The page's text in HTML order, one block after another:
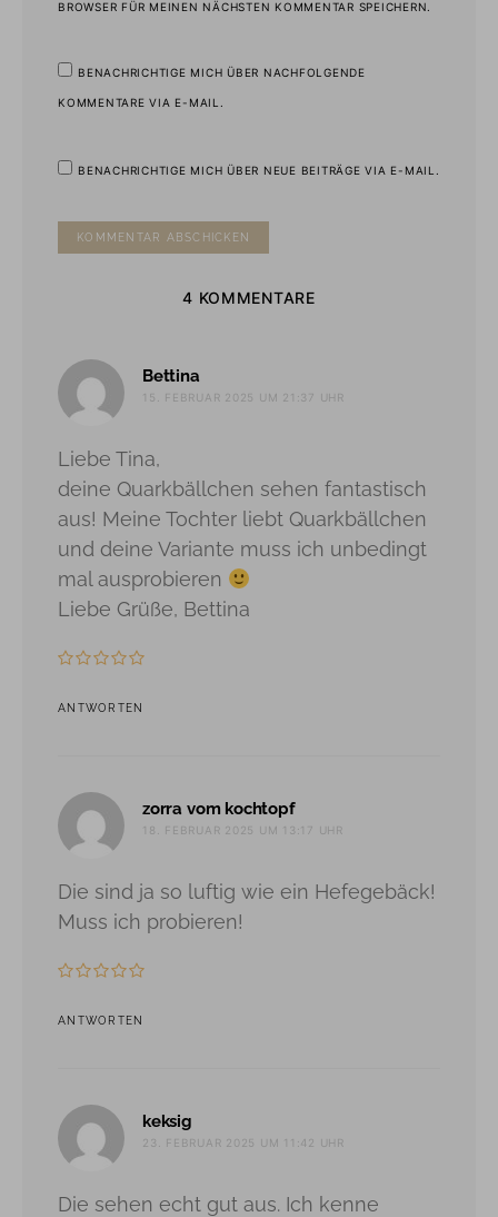
BROWSER FÜR MEINEN NÄCHSTEN KOMMENTAR SPEICHERN.
BENACHRICHTIGE MICH ÜBER NACHFOLGENDE
KOMMENTARE VIA E-MAIL.
BENACHRICHTIGE MICH ÜBER NEUE BEITRÄGE VIA E-MAIL.
4 KOMMENTARE
Bettina
15. FEBRUAR 2025 UM 21:37 UHR
Liebe Tina,
deine Quarkbällchen sehen fantastisch
aus! Meine Tochter liebt Quarkbällchen
und deine Variante muss ich unbedingt
mal ausprobieren
Liebe Grüße, Bettina
ANTWORTEN
zorra vom kochtopfsagt:
18. FEBRUAR 2025 UM 13:17 UHR
Die sind ja so luftig wie ein Hefegebäck!
Muss ich probieren!
ANTWORTEN
keksig
23. FEBRUAR 2025 UM 11:42 UHR
Die sehen echt gut aus. Ich kenne